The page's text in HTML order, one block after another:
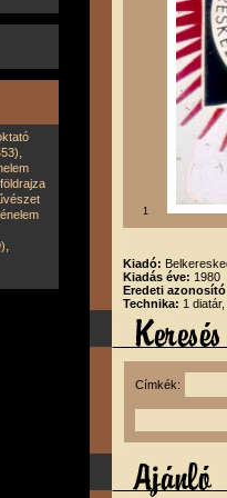
,
,
1
Kiadó:
Kiadás éve: 1980
Eredeti
Technika: 1
Címkék: